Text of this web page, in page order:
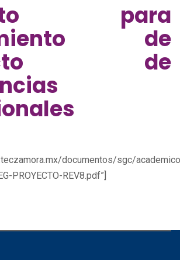
para
de
de
documentos/sgc/
PROYECTO-REV8.pdf”]